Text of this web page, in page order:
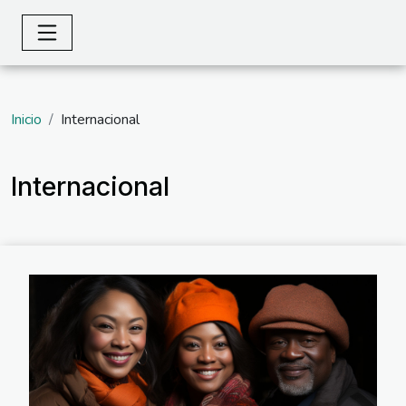
Inicio Internacional
Internacional